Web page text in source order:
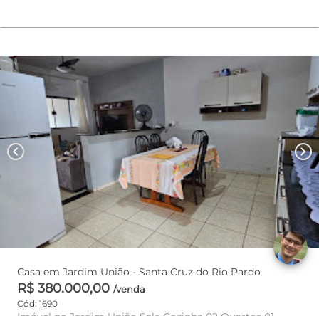
chevron_left chevron_right
Casa em Jardim União - Santa Cruz do Rio Pardo
R$ 380.000,00 /venda
Cód: 1690